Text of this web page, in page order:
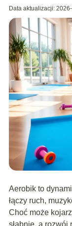
Data aktualizacji:
Aerobik to
łączy ruch,
Choć może